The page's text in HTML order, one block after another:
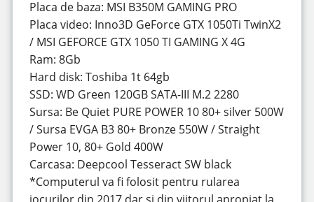
Placa de baza: MSI B350M GAMING PRO
Placa video: Inno3D GeForce GTX 1050Ti TwinX2
/ MSI GEFORCE GTX 1050 TI GAMING X 4G
Ram: 8Gb
Hard disk: Toshiba 1t 64gb
SSD: WD Green 120GB SATA-III M.2 2280
Sursa: Be Quiet PURE POWER 10 80+ silver 500W
/ Sursa EVGA B3 80+ Bronze 550W / Straight
Power 10, 80+ Gold 400W
Carcasa: Deepcool Tesseract SW black
*Computerul va fi folosit pentru rularea
jocurilor din 2017 dar si din viitorul apropiat la